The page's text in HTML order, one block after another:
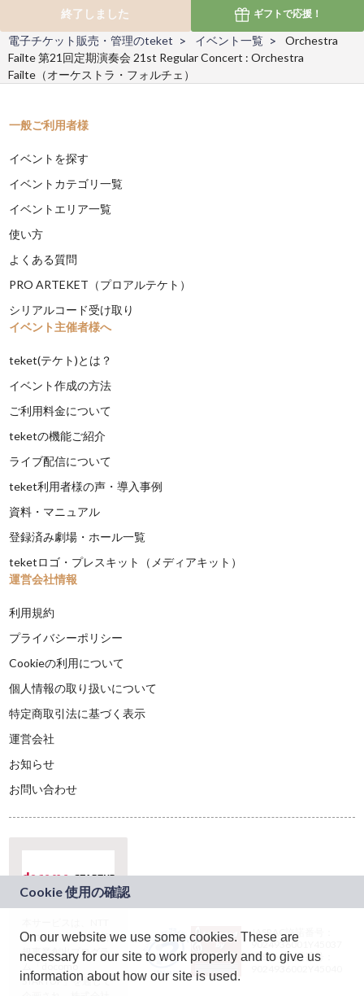
終了しました
ギフトで応援！
電子チケット販売・管理のteket イベント一覧
Orchestra
Failte 第21回定期演奏会 21st Regular Concert : Orchestra
Failte（オーケストラ・フォルチェ）
一般ご利用者様
イベントを探す
イベントカテゴリ一覧
イベントエリア一覧
使い方
よくある質問
PRO ARTEKET（プロアルテケト）
シリアルコード受け取り
イベント主催者様へ
teket(テケト)とは？
イベント作成の方法
ご利用料金について
teketの機能ご紹介
ライブ配信について
teket利用者様の声・導入事例
資料・マニュアル
登録済み劇場・ホール一覧
teketロゴ・プレスキット（メディアキット）
運営会社情報
利用規約
プライバシーポリシー
Cookieの利用について
個人情報の取り扱いについて
特定商取引法に基づく表示
運営会社
お知らせ
お問い合わせ
ドコモグループの新
規事業創出プログラ
ム「docomo
STARTUP」を通じて
JASRAC許諾番号：
9024936001Y45037
JASRAC許諾番号：
On our website we use some cookies. These are
necessary for our site to work properly and to give us
information about how our site is used.